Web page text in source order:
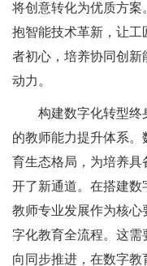
将创意转化为优质方案
抱智能技术革新，让
者初心，培养协同创新
动力。
构建数字化转型终
的教师能力提升体系
育生态格局，为培养
开了新通道。在搭建
教师专业发展作为核
字化教育全流程。这
向同步推进，在数字